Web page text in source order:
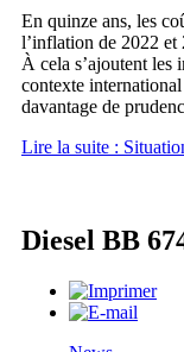
En quinze ans, les
l’inflation de 2022 et
À cela s’ajoutent les
contexte
davantage de
Lire la suite :
Diesel BB